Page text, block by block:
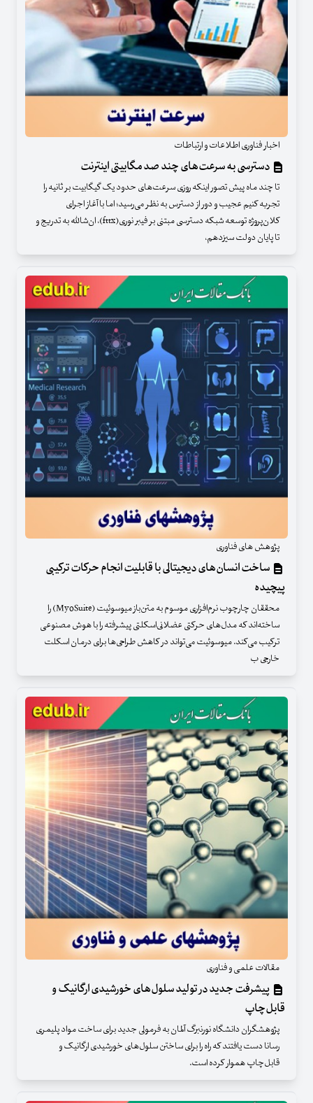
اخبار فناوری اطلاعات و ارتباطات
دسترسی به سرعت‌های چند صد مگابیتی اینترنت
تا چند ماه پیش تصور اینکه روزی سرعت‌های حدود یک گیگابیت بر ثانیه را
تجربه کنیم عجیب و دور از دسترس به نظر می‌رسید؛ اما با آغاز اجرای
کلان‌پروژه توسعه شبکه دسترسی مبتنی بر فیبر نوری(fttx)، ان‌شالله به تدریج و
تا پایان دولت سیزدهم،
پژوهش های فناوری
ساخت انسان‌های دیجیتالی با قابلیت انجام حرکات ترکیبی
پیچیده
محققان چارچوب نرم‌افزاری موسوم به متن‌باز میوسوئیت (MyoSuite) را
ساخته‌اند که مدل‌های حرکتی عضلانی‌اسکلتی پیشرفته را با هوش مصنوعی
ترکیب می‌کند. میوسوئیت می‌تواند در کاهش طراحی‌ها برای درمان‌ اسکلت
خارجی ب
مقالات علمی و فناوری
پیشرفت جدید در تولید سلول‌های خورشیدی ارگانیک و
قابل‌چاپ
پژوهشگران دانشگاه نورنبرگ آلمان به فرمولی جدید برای ساخت مواد پلیمری
رسانا دست یافتند که راه را برای ساختن سلول‌های خورشیدی ارگانیک و
قابل‌چاپ هموار کرده است.